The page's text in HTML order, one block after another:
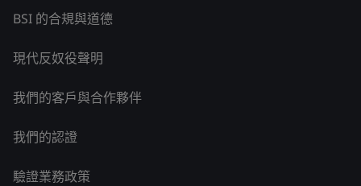
BSI 的合規與道德
現代反奴役聲明
我們的客戶與合作夥伴
我們的認證
驗證業務政策